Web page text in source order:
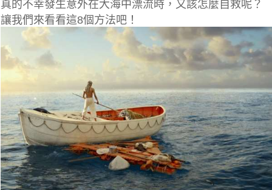
真的不幸發生意外在大海中漂流時，又該怎麼自救呢？
讓我們來看看這8個方法吧！